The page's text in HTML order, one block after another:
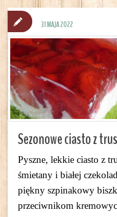
Sezonowe ciasto z
Pyszne, lekkie ciasto z
śmietany i białej
piękny szpinakowy
przeciwnikom
31 MAJA 2022